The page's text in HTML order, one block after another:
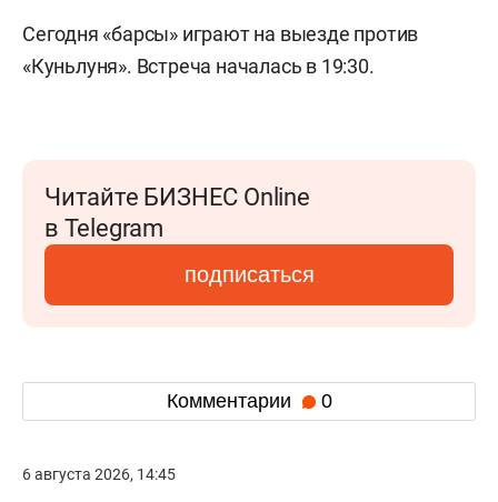
Сегодня «барсы» играют на выезде против
«Куньлуня». Встреча началась в 19:30.
Читайте БИЗНЕС Online
в Telegram
подписаться
Комментарии 0
6 августа 2026, 14:45